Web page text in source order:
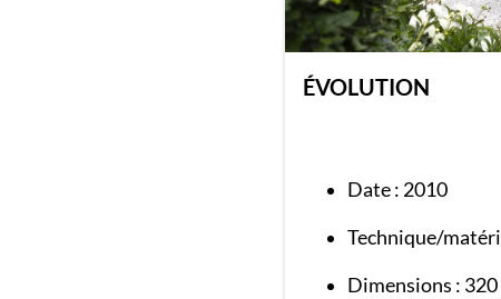
ÉVOLUTION
Date : 2010
Technique/
Dimensions : 320